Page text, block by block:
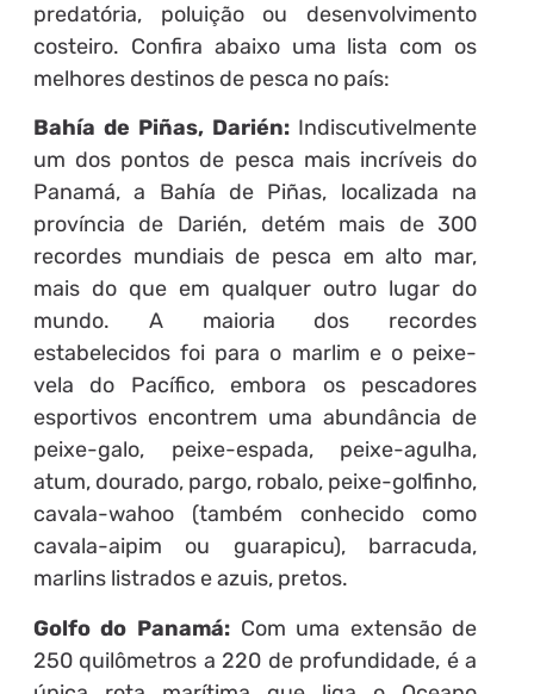
predatória, poluição ou desenvolvimento
costeiro. Confira abaixo uma lista com os
melhores destinos de pesca no país:
Bahía de Piñas, Darién: Indiscutivelmente
um dos pontos de pesca mais incríveis do
Panamá, a Bahía de Piñas, localizada na
província de Darién, detém mais de 300
recordes mundiais de pesca em alto mar,
mais do que em qualquer outro lugar do
mundo. A maioria dos recordes
estabelecidos foi para o marlim e o peixe-
vela do Pacífico, embora os pescadores
esportivos encontrem uma abundância de
peixe-galo, peixe-espada, peixe-agulha,
atum, dourado, pargo, robalo, peixe-golfinho,
cavala-wahoo (também conhecido como
cavala-aipim ou guarapicu), barracuda,
marlins listrados e azuis, pretos.
Golfo do Panamá:Com uma extensão de
250 quilômetros a 220 de profundidade, é a